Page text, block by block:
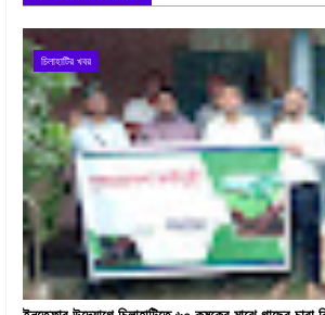
চিলাহাটির খবর